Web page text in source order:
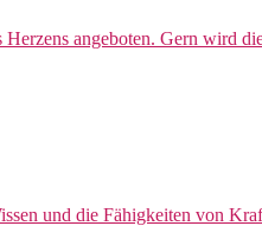
angeboten. Gern wird
und die Fähigkeiten von